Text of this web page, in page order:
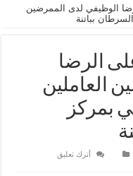
الوظيفي لدى الممرضين
بباتنة
الرضا
العاملين
بمركز
أترك تعليق